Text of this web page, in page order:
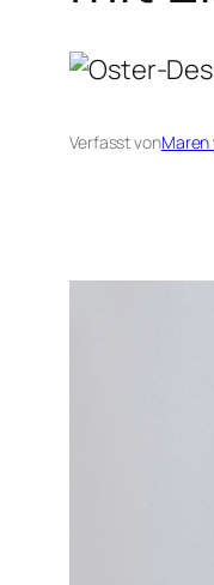
Verfasst von